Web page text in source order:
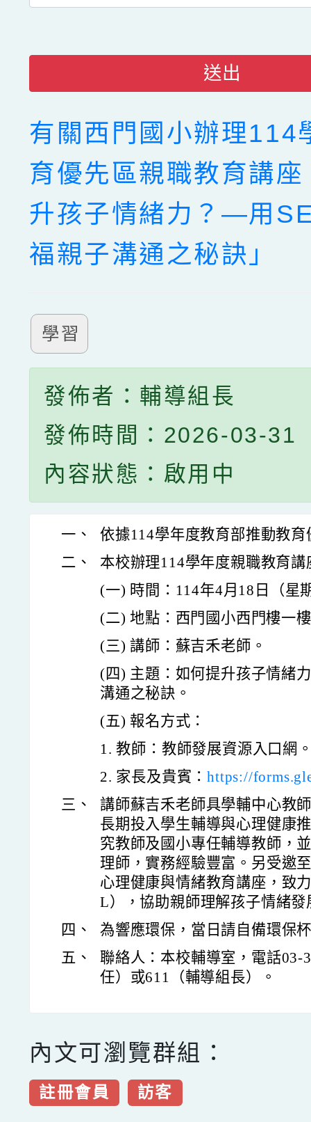
送出
有關西門國小辦理114
育優先區親職教育講
升孩子情緒力？—用
福親子溝通之秘訣」
學習
發佈者：輔導組長
發佈時間：2026-03-31
內容狀態：啟用中
一、
依據114學年度教育部推動教
二、
本校辦理114學年度親職教育
(一) 時間：114年4月18日（星
(二) 地點：西門國小西門樓一
(三) 講師：蘇吉禾老師。
(四) 主題：如何提升孩子情緒
溝通之秘訣。
(五) 報名方式：
1. 教師：教師發展資源入口網
2. 家長及貴賓：https://
三、
講師蘇吉禾老師具學輔中心教
長期投入學生輔導與心理健康
究教師及國小專任輔導教師，
理師，實務經驗豐富。另受邀
心理健康與情緒教育講座，致
L），協助親師理解孩子情緒
四、
為響應環保，當日請自備環保
五、
聯絡人：本校輔導室，電話03-
任）或611（輔導組長）。
內文可瀏覽群組：
註冊會員 訪客